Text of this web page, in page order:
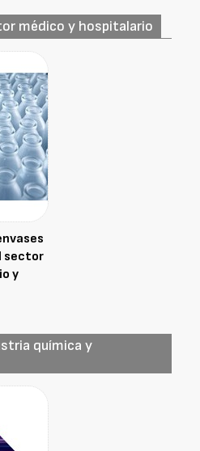
médico y hospitalario
sector
y
química y